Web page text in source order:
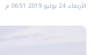
الأربعاء، 24 يوليو 2019 06:51 م